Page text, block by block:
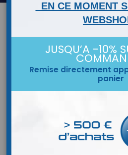
EN CE MOMENT
JUSQU’A -10%
Remise directement
panier